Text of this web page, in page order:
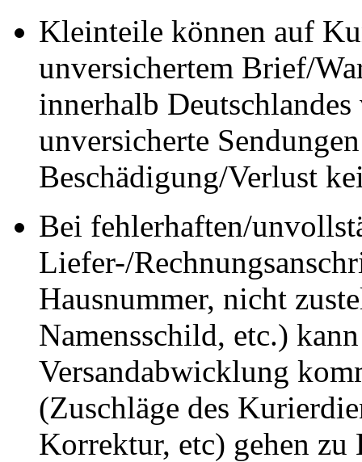
Kleinteile können auf
unversichertem Brief/
innerhalb
unversicherte
Beschädigung/Verlust
Bei fehlerhaften/
Liefer-/
Hausnummer, nicht
Namensschild, etc.)
Versandabwicklung
(Zuschläge des
Korrektur, etc) gehen zu